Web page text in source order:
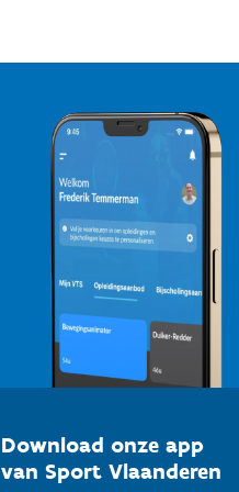
Download onze app
van Sport Vlaanderen